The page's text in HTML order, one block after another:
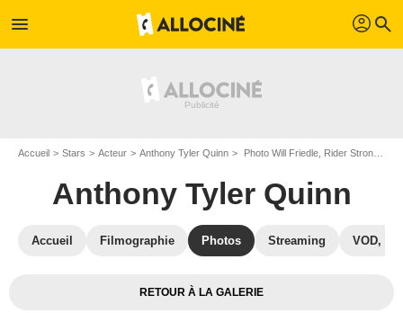
menu profil search
Accueil Stars Acteur Anthony Tyler Quinn Photo Will Friedle, Rider Strong, Danielle Fishel, Anthony Tyler Quinn, Ben Savage, William Daniels
Anthony Tyler Quinn
Accueil Filmographie Photos Streaming VOD,
RETOUR À LA GALERIE